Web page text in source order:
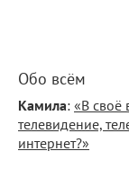
Обо всём
Камила: «В своё
телевидение,
интернет?»